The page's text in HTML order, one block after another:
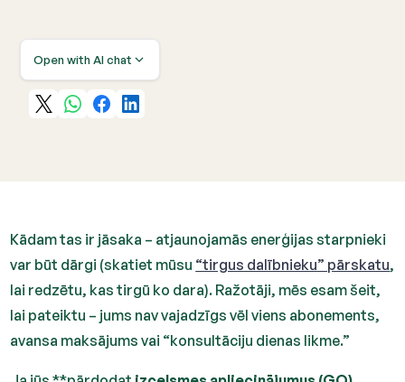
Open with AI chat
Kādam tas ir jāsaka – atjaunojamās enerģijas starpnieki
var būt dārgi (skatiet mūsu “tirgus dalībnieku” pārskatu,
lai redzētu, kas tirgū ko dara). Ražotāji, mēs esam šeit,
lai pateiktu – jums nav vajadzīgs vēl viens abonements,
avansa maksājums vai “konsultāciju dienas likme.”